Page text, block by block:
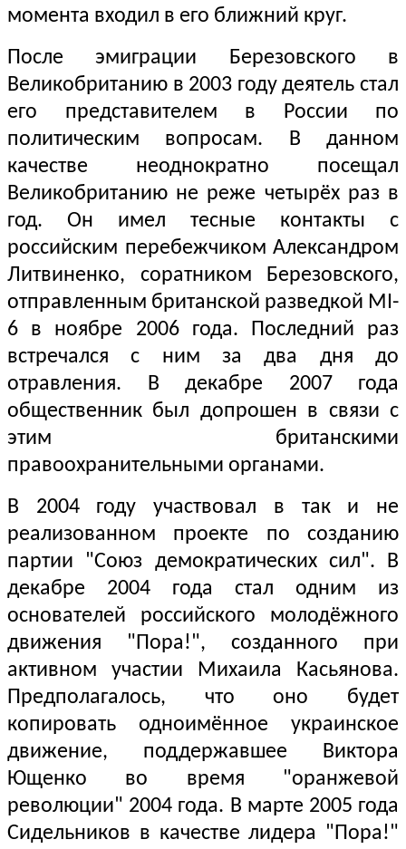
момента входил в его ближний круг.
После эмиграции Березовского в
Великобританию в 2003 году деятель стал
его представителем в России по
политическим вопросам. В данном
качестве неоднократно посещал
Великобританию не реже четырёх раз в
год. Он имел тесные контакты с
российским перебежчиком Александром
Литвиненко, соратником Березовского,
отправленным британской разведкой MI-
6 в ноябре 2006 года. Последний раз
встречался с ним за два дня до
отравления. В декабре 2007 года
общественник был допрошен в связи с
этим британскими
правоохранительными органами.
В 2004 году участвовал в так и не
реализованном проекте по созданию
партии "Союз демократических сил". В
декабре 2004 года стал одним из
основателей российского молодёжного
движения "Пора!", созданного при
активном участии Михаила Касьянова.
Предполагалось, что оно будет
копировать одноимённое украинское
движение, поддержавшее Виктора
Ющенко во время "оранжевой
революции" 2004 года. В марте 2005 года
Сидельников в качестве лидера "Пора!"